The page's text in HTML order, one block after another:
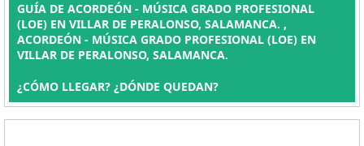
GUÍA DE ACORDEÓN - MÚSICA GRADO PROFESIONAL
(LOE) EN VILLAR DE PERALONSO, SALAMANCA. ,
ACORDEÓN - MÚSICA GRADO PROFESIONAL (LOE) EN
VILLAR DE PERALONSO, SALAMANCA.
¿CÓMO LLEGAR? ¿DÓNDE QUEDAN?